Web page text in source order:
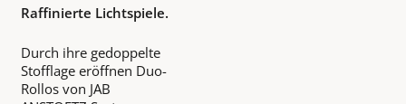
Raffinierte Lichtspiele.
Durch ihre gedoppelte
Stofflage eröffnen Duo-
Rollos von JAB